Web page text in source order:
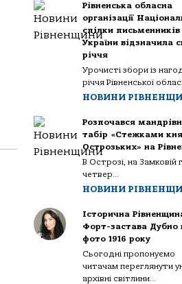
Рівненська обласна
організації
спілки письменників
України відзначила
річчя
Урочисті збори із
річчя Рівненської
НОВИНИ
Розпочався
табір «Стежками
Острозьких» на
В Острозі, на Замковій
четвер...
НОВИНИ
Історична
Форт-застава Дубно
фото 1916 року
Сьогодні пропонуємо
читачам переглянути
архівні світлини...